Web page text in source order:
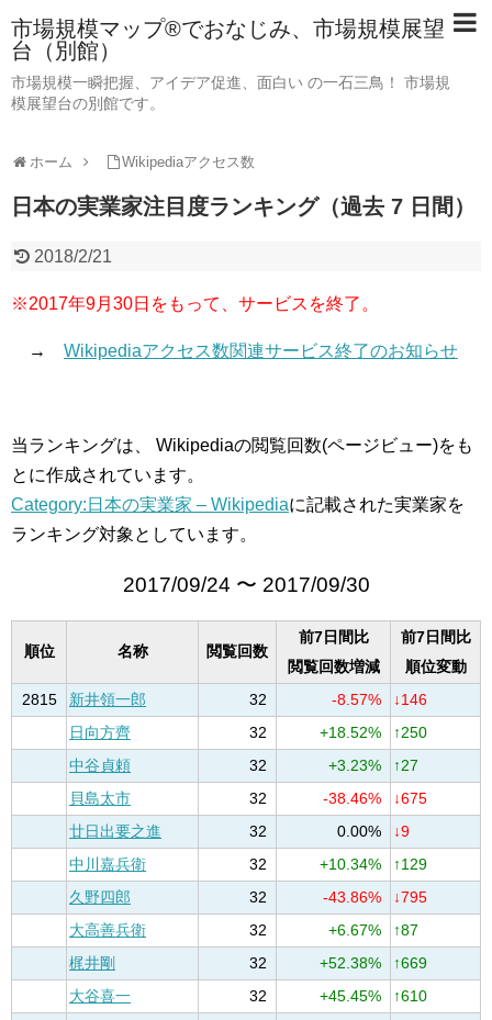
市場規模マップ®でおなじみ、市場規模展望
台（別館）
市場規模一瞬把握、アイデア促進、面白い の一石三鳥！ 市場規
模展望台の別館です。
ホーム Wikipediaアクセス数
日本の実業家注目度ランキング（過去 7 日間）
2018/2/21
※2017年9月30日をもって、サービスを終了。
→ Wikipediaアクセス数関連サービス終了のお知らせ
当ランキングは、 Wikipediaの閲覧回数(ページビュー)をも
とに作成されています。
Category:日本の実業家 – Wikipediaに記載された実業家を
ランキング対象としています。
2017/09/24 〜 2017/09/30
順位 名称 閲覧回数
前7日間比
閲覧回数増減
前7日間比
順位変動
2815
新井領一郎 32 -8.57%
↓146
日向方齊
32 +18.52%
↑250
中谷貞頼
32 +3.23%
↑27
貝島太市
32 -38.46%
↓675
廿日出要之進
32 0.00%
↓9
中川嘉兵衛
32 +10.34%
↑129
久野四郎
32 -43.86%
↓795
大高善兵衛
32 +6.67%
↑87
梶井剛
32 +52.38%
↑669
大谷喜一
32 +45.45%
↑610